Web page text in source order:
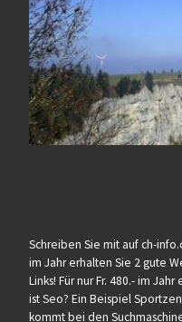
Schreiben Sie mit auf ch-
im Jahr erhalten Sie 2 gute
Links! Für nur Fr. 480.- im
ist Seo? Ein Beispiel
kommt bei den